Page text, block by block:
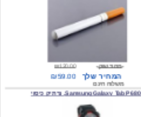
₪120.00
משלוח חינם
Samsung Galaxy Tab P6800, נרתיק כיסוי